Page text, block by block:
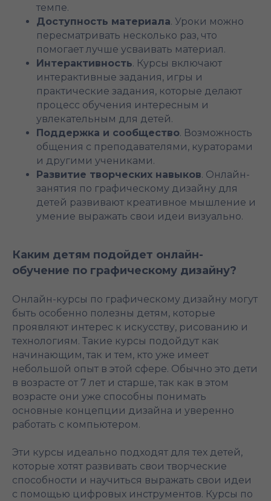
темпе.
Доступность материала. Уроки можно
пересматривать несколько раз, что
помогает лучше усваивать материал.
Интерактивность. Курсы включают
интерактивные задания, игры и
практические задания, которые делают
процесс обучения интересным и
увлекательным для детей.
Поддержка и сообщество. Возможность
общения с преподавателями, кураторами
и другими учениками.
Развитие творческих навыков. Онлайн-
занятия по графическому дизайну для
детей развивают креативное мышление и
умение выражать свои идеи визуально.
Каким детям подойдет онлайн-
обучение по графическому дизайну?
Онлайн-курсы по графическому дизайну могут
быть особенно полезны детям, которые
проявляют интерес к искусству, рисованию и
технологиям. Такие курсы подойдут как
начинающим, так и тем, кто уже имеет
небольшой опыт в этой сфере. Обычно это дети
в возрасте от 7 лет и старше, так как в этом
возрасте они уже способны понимать
основные концепции дизайна и уверенно
работать с компьютером.
Эти курсы идеально подходят для тех детей,
которые хотят развивать свои творческие
способности и научиться выражать свои идеи
с помощью цифровых инструментов. Курсы по